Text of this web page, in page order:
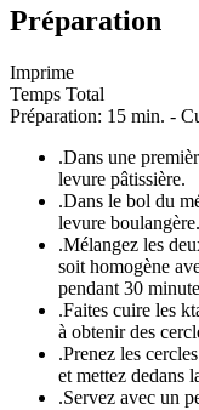
Préparation
Imprime
Temps Total
Préparation: 15 min. -
.Dans une
levure pâtissière.
.Dans le bol du
levure boulangère.
.Mélangez les
soit homogène
pendant 30
.Faites cuire les
à obtenir des
.Prenez les
et mettez dedans
.Servez avec un